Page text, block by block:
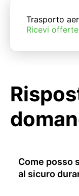
Trasporto
Ricevi offerte
Come posso
al sicuro